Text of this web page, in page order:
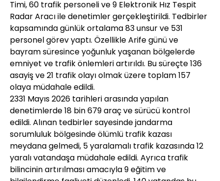
Timi, 60 trafik personeli ve 9 Elektronik Hız Tespit
Radar Aracı ile denetimler gerçekleştirildi. Tedbirler
kapsamında günlük ortalama 83 unsur ve 531
personel görev yaptı. Özellikle Arife günü ve
bayram süresince yoğunluk yaşanan bölgelerde
emniyet ve trafik önlemleri artırıldı. Bu süreçte 136
asayiş ve 21 trafik olayı olmak üzere toplam 157
olaya müdahale edildi.
2331 Mayıs 2026 tarihleri arasında yapılan
denetimlerde 18 bin 679 araç ve sürücü kontrol
edildi. Alınan tedbirler sayesinde jandarma
sorumluluk bölgesinde ölümlü trafik kazası
meydana gelmedi, 5 yaralamalı trafik kazasında 12
yaralı vatandaşa müdahale edildi. Ayrıca trafik
bilincinin artırılması amacıyla 9 eğitim ve